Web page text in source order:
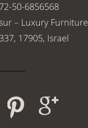
50-6856568
– Luxury Furniture
17905, Israel